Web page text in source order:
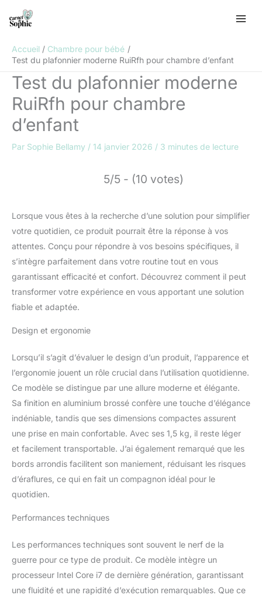
Accueil
Chambre pour bébé
Test du plafonnier moderne RuiRfh pour chambre d’enfant
Test du plafonnier moderne
RuiRfh pour chambre
d’enfant
Par Sophie Bellamy / 14 janvier 2026 / 3 minutes de lecture
5/5 - (10 votes)
Lorsque vous êtes à la recherche d’une solution pour simplifier
votre quotidien, ce produit pourrait être la réponse à vos
attentes. Conçu pour répondre à vos besoins spécifiques, il
s’intègre parfaitement dans votre routine tout en vous
garantissant efficacité et confort. Découvrez comment il peut
transformer votre expérience en vous apportant une solution
fiable et adaptée.
Design et ergonomie
Lorsqu’il s’agit d’évaluer le design d’un produit, l’apparence et
l’ergonomie jouent un rôle crucial dans l’utilisation quotidienne.
Ce modèle se distingue par une allure moderne et élégante.
Sa finition en aluminium brossé confère une touche d’élégance
indéniable, tandis que ses dimensions compactes assurent
une prise en main confortable. Avec ses 1,5 kg, il reste léger
et facilement transportable. J’ai également remarqué que les
bords arrondis facilitent son maniement, réduisant les risques
d’éraflures, ce qui en fait un compagnon idéal pour le
quotidien.
Performances techniques
Les performances techniques sont souvent le nerf de la
guerre pour ce type de produit. Ce modèle intègre un
processeur Intel Core i7 de dernière génération, garantissant
une fluidité et une rapidité d’exécution remarquables. Que ce
e
h
c
h